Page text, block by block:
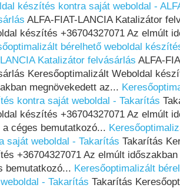
készítés kontra saját weboldal -
ALFA-FIAT-LANCIA Katalizátor
készítés +36704327071 Az elmúlt
bérelhető weboldal
Katalizátor felvásárlás ALFA-
Keresőoptimalizált Weboldal
megnövekedett az...
kontra saját weboldal - Takarítás
készítés +36704327071 Az elmúlt
a céges bemutatkozó...
saját weboldal - Takarítás Takarítás
+36704327071 Az elmúlt
bemutatkozó... Keresőoptimalizált
- Takarítás Takarítás